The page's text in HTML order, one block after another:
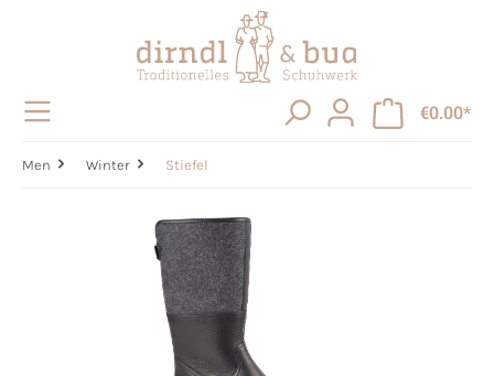
€0.00*
Men Winter Stiefel
Skip image gallery